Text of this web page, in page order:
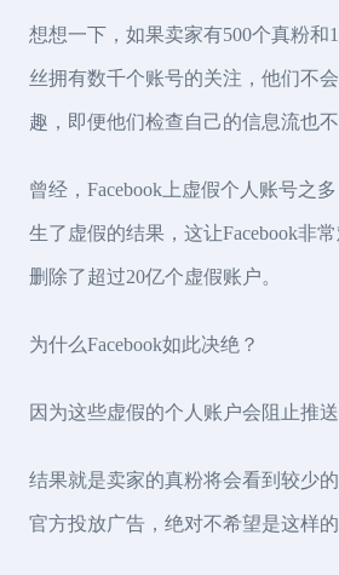
想想一下，如果卖家有500个真粉和
丝拥有数千个账号的关注，他们不
趣，即便他们检查自己的信息流也
曾经，Facebook上虚假个人账号之
生了虚假的结果，这让Facebook非
删除了超过20亿个虚假账户。
为什么Facebook如此决绝？
因为这些虚假的个人账户会阻止推
结果就是卖家的真粉将会看到较少
官方投放广告，绝对不希望是这样的